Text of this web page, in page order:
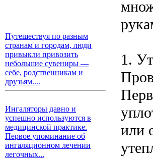
Путешествуя по разным
странам и городам, люди
привыкли привозить
небольшие сувениры —
себе, родственникам и
друзьям....
Ингаляторы давно и
успешно используются в
медицинской практике.
Первое упоминание об
ингаляционном лечении
легочных...
1.
или